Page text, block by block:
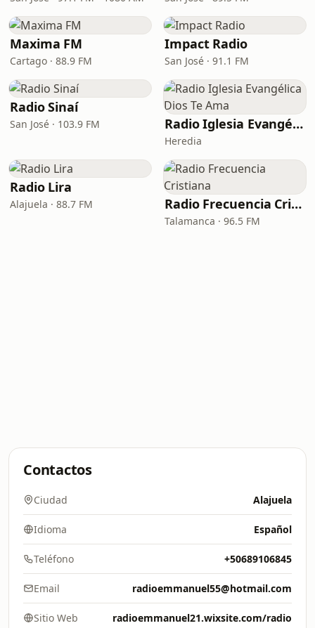
Maxima FM
Cartago · 88.9 FM
Impact Radio
San José · 91.1 FM
Radio Sinaí
San José · 103.9 FM Radio Iglesia Evangélica Dios Te Ama
Heredia
Radio Lira
Alajuela · 88.7 FM Radio Frecuencia Cristiana
Talamanca · 96.5 FM
Contactos
Ciudad Alajuela
Idioma Español
Teléfono +50689106845
Email radioemmanuel55@hotmail.com
Sitio Web radioemmanuel21.wixsite.com/radio